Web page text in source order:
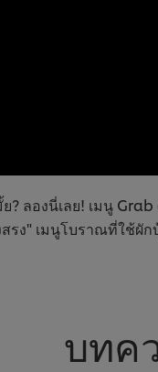
องนี่เลย! เมนู
ง" เมนูโบราณที่ใช้ผั
บทค